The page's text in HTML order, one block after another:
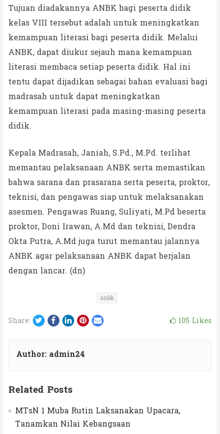
Tujuan diadakannya ANBK bagi peserta didik
kelas VIII tersebut adalah untuk meningkatkan
kemampuan literasi bagi peserta didik. Melalui
ANBK, dapat diukur sejauh mana kemampuan
literasi membaca setiap peserta didik. Hal ini
tentu dapat dijadikan sebagai bahan evaluasi bagi
madrasah untuk dapat meningkatkan
kemampuan literasi pada masing-masing peserta
didik.
Kepala Madrasah, Janiah, S.Pd., M.Pd. terlihat
memantau pelaksanaan ANBK serta memastikan
bahwa sarana dan prasarana serta peserta, proktor,
teknisi, dan pengawas siap untuk melaksanakan
asesmen. Pengawas Ruang, Suliyati, M.Pd beserta
proktor, Doni Irawan, A.Md dan teknisi, Dendra
Okta Putra, A.Md juga turut memantau jalannya
ANBK agar pelaksanaan ANBK dapat berjalan
dengan lancar. (dn)
anbk
Share: Twitter
Facebook
LinkedIn
Pinterest
Email 105 Likes
Author: admin24
Related Posts
MTsN 1 Muba Rutin Laksanakan Upacara,
Tanamkan Nilai Kebangsaan